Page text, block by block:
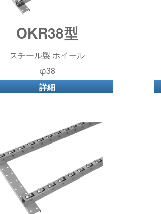
OKR38型
スチール製 ホイール
φ38
詳細